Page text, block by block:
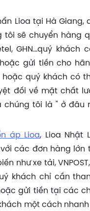
Lioa tại Hà Giang,
sẽ chuyển hàng
GHN...quý
gửi tiền cho
quý khách có
đối về mặt chất
chúng tôi là " ở đâu
áp Lioa, Lioa Nhật
các đơn hàng lớn
như xe tải,
khách chỉ cần
gửi tiền tại các
một cách